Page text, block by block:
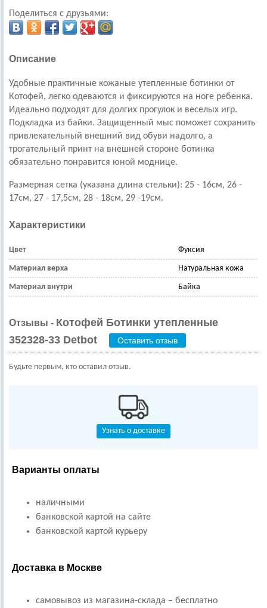
Поделиться с друзьями:
Описание
Удобные практичные кожаные утепленные ботинки от
Котофей, легко одеваются и фиксируются на ноге ребенка.
Идеально подходят для долгих прогулок и веселых игр.
Подкладка из байки. Защищенный мыс поможет сохранить
привлекательный внешний вид обуви надолго, а
трогательный принт на внешней стороне ботинка
обязательно понравится юной моднице.
Размерная сетка (указана длина стельки): 25 - 16см, 26 -
17см, 27 - 17,5см, 28 - 18см, 29 -19см.
Характеристики
Цвет Фуксия
Материал верха Натуральная кожа
Материал внутри Байка
Отзывы - Котофей Ботинки утепленные
352328-33 Detbot
Оставить отзыв
Будьте первым, кто оставил отзыв.
Узнать о доставке
Варианты оплаты
наличными
банковской картой на сайте
банковской картой курьеру
Доставка в Москве
самовывоз из магазина-склада – бесплатно